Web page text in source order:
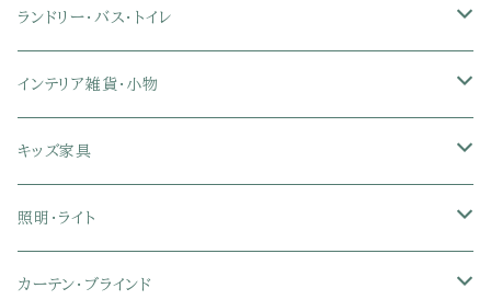
幅121～150cmテレビ台
幅151～180cmテレビ台
キッチン家電
2段ベッド
折りたたみベッド
ソファベッド
マットレス
セミシングル
セミシングル
布団カバー・敷きパッド
ひんやりマット（冷却マット）
こたつ布団
シングル
セミダブル
4人用ダイニングテーブルセット
6人用ダイニングテーブルセット
木製ダイニング
スチール脚ダイニング
ガラステーブル
カウンターテーブル
伸縮式テーブル
収納付きデスク
キーボードスライダー付きデスク
学習机
ツインデスク
デスクセット
オフィスチェア
リクライニングチェア
ハイバックオフィスチェア
リビングチェア
スツール・オットマン
学習椅子
ファブリックチェア
オフィスチェア
オフィスデスク
オフィス収納
オフィス雑貨
オフィス家電
ランドリー・バス・トイレ
ランドリーラック
タオルハンガー
洗濯カゴ・ワゴン
物干しスタンド
インテリア雑貨・小物
タオル
食器・食器スタンド
キャニスター・ディスペンサー
キッズ家具
絵本ラック・本棚
ラック・ランドセルラック
照明・ライト
シーリングライト
カーテン・ブラインド